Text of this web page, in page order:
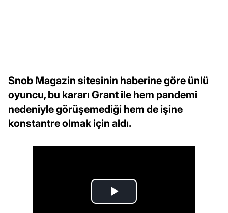
Snob Magazin sitesinin haberine göre ünlü
oyuncu, bu kararı Grant ile hem pandemi
nedeniyle görüşemediği hem de işine
konstantre olmak için aldı.